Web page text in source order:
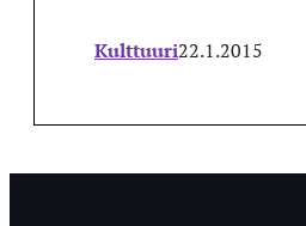
Kulttuuri22.1.2015